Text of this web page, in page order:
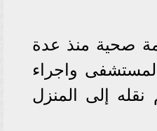
صحية منذ عدة
واجراء
نقله إلى المنزل